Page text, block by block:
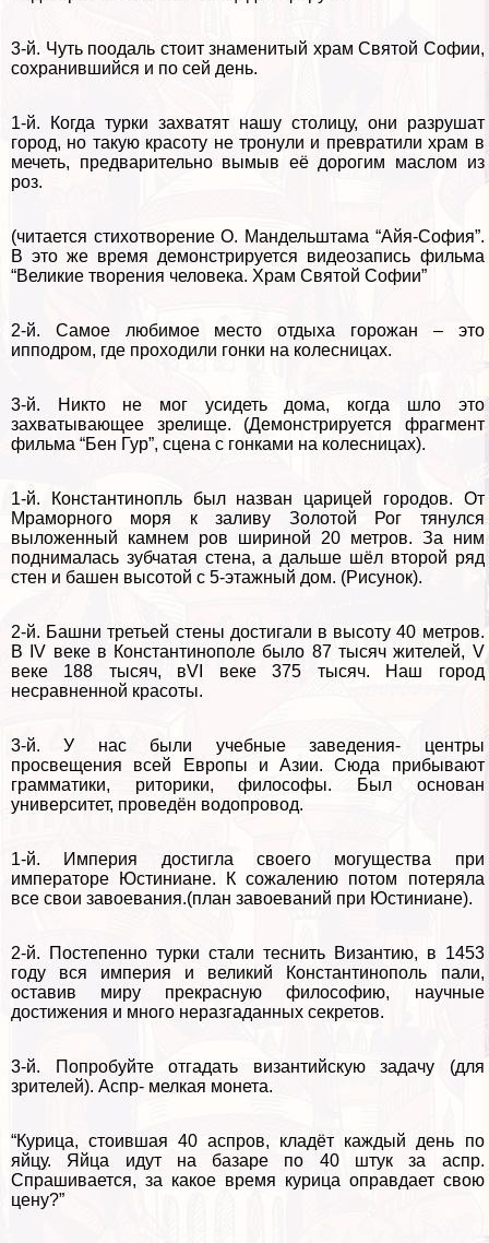
3-й. Чуть поодаль стоит знаменитый храм Святой Софии,
сохранившийся и по сей день.
1-й. Когда турки захватят нашу столицу, они разрушат
город, но такую красоту не тронули и превратили храм в
мечеть, предварительно вымыв её дорогим маслом из
роз.
(читается стихотворение О. Maндельштама “Айя-София”.
В это же время демонстрируется видеозапись фильма
“Великие творения человека. Храм Святой Софии”
2-й. Самое любимое место отдыха горожан – это
ипподром, где проходили гонки на колесницах.
3-й. Никто не мог усидеть дома, когда шло это
захватывающее зрелище. (Демонстрируется фрагмент
фильма “Бен Гур”, сцена с гонками на колесницах).
1-й. Константинопль был назван царицей городов. От
Мраморного моря к заливу Золотой Рог тянулся
выложенный камнем ров шириной 20 метров. За ним
поднималась зубчатая стена, а дальше шёл второй ряд
стен и башен высотой с 5-этажный дом. (Рисунок).
2-й. Башни третьей стены достигали в высоту 40 метров.
В IV веке в Константинополе было 87 тысяч жителей, V
веке 188 тысяч, вVI веке 375 тысяч. Наш город
несравненной красоты.
3-й. У нас были учебные заведения- центры
просвещения всей Европы и Азии. Сюда прибывают
грамматики, риторики, философы. Был основан
университет, проведён водопровод.
1-й. Империя достигла своего могущества при
императоре Юстиниане. К сожалению потом потеряла
все свои завоевания.(план завоеваний при Юстиниане).
2-й. Постепенно турки стали теснить Византию, в 1453
году вся империя и великий Константинополь пали,
оставив миру прекрасную философию, научные
достижения и много неразгаданных секретов.
3-й. Попробуйте отгадать византийскую задачу (для
зрителей). Аспр- мелкая монета.
“Курица, стоившая 40 аспров, кладёт каждый день по
яйцу. Яйца идут на базаре по 40 штук за аспр.
Спрашивается, за какое время курица оправдает свою
цену?”